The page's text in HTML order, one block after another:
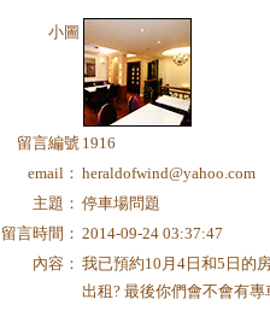
小圖
留言編號 1916
email： heraldofwind@yahoo.com
主題： 停車場問題
留言時間： 2014-09-24 03:37:47
內容： 我已預約10月4日和5日的
出租? 最後你們會不會有